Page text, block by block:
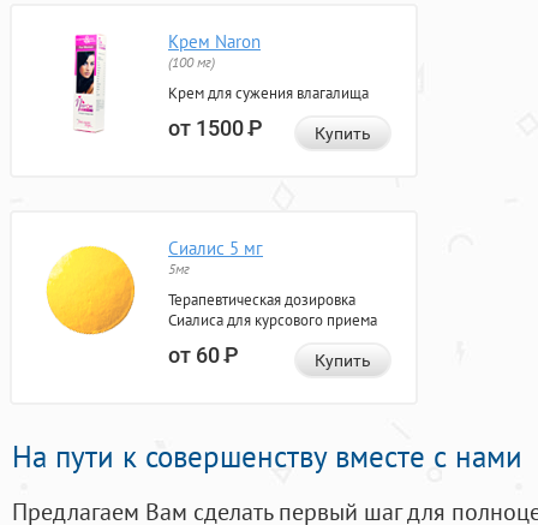
Крем Naron
(100 мг)
Крем для сужения влагалища
от 1500Р Купить
Сиалис 5 мг
5мг
Терапевтическая дозировка
Сиалиса для курсового приема
от 60Р Купить
На пути к совершенству вместе с нами
Предлагаем Вам сделать первый шаг для